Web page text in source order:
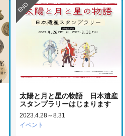
END
太陽と月と星の物語 日本遺産
スタンプラリーはじまります
2023.4.28～8.31
イベント